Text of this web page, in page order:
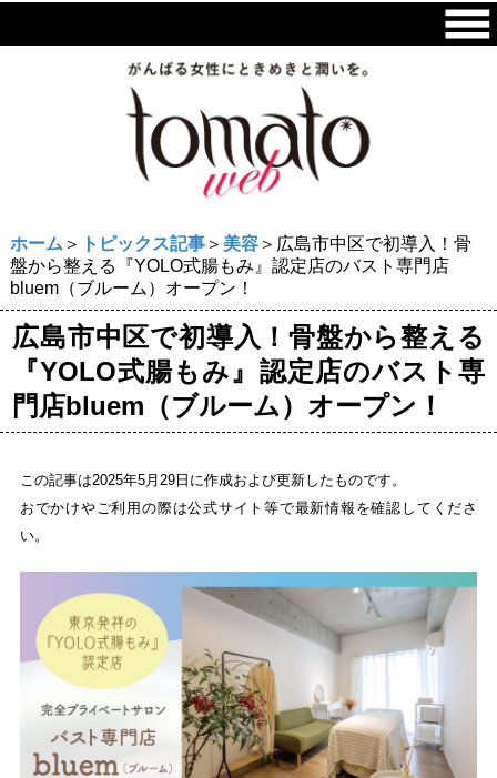
ホーム ＞ トピックス記事＞ 美容＞広島市中区で初導入！骨
盤から整える『YOLO式腸もみ』認定店のバスト専門店
bluem（ブルーム）オープン！
広島市中区で初導入！骨盤から整える
『YOLO式腸もみ』認定店のバスト専
門店bluem（ブルーム）オープン！
この記事は2025年5月29日に作成および更新したものです。
おでかけやご利用の際は公式サイト等で最新情報を確認してくださ
い。